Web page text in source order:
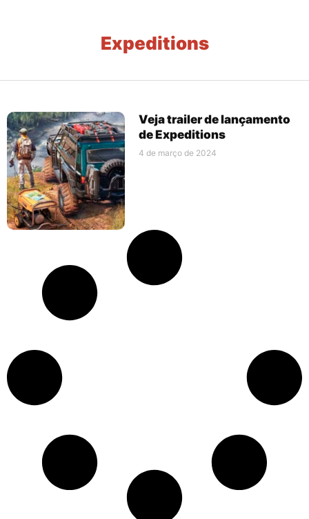
Expeditions
Veja trailer de lançamento
de Expeditions
4 de março de 2024